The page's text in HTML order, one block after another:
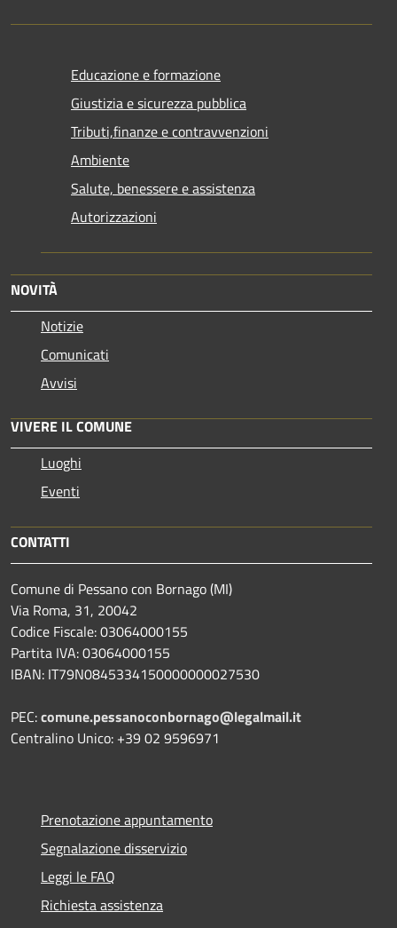
Educazione e formazione
Giustizia e sicurezza pubblica
Tributi,finanze e contravvenzioni
Ambiente
Salute, benessere e assistenza
Autorizzazioni
NOVITÀ
Notizie
Comunicati
Avvisi
VIVERE IL COMUNE
Luoghi
Eventi
CONTATTI
Comune di Pessano con Bornago (MI)
Via Roma, 31, 20042
Codice Fiscale: 03064000155
Partita IVA: 03064000155
IBAN: IT79N0845334150000000027530
PEC:comune.pessanoconbornago@legalmail.it
Centralino Unico: +39 02 9596971
Prenotazione appuntamento
Segnalazione disservizio
Leggi le FAQ
Richiesta assistenza